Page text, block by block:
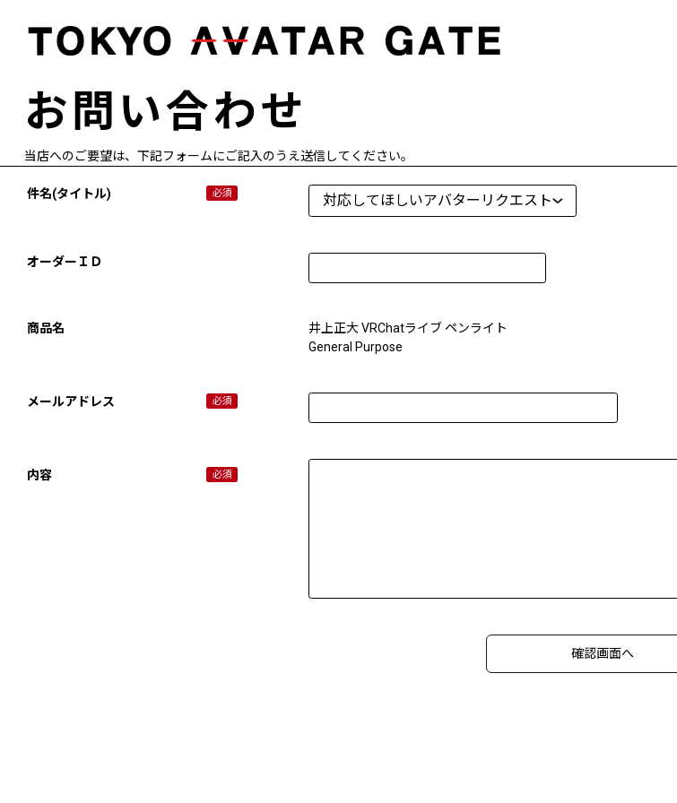
お問い合わせ
当店へのご要望は、下記フォームにご記入のうえ送信してください。
件名(タイトル)
オーダーＩＤ
商品名
井上正大 VRChatライブ ペンライト
General Purpose
メールアドレス
内容